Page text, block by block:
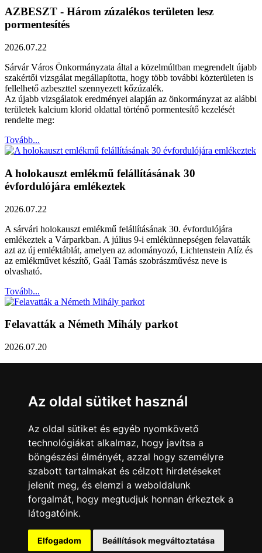
Az oldal sütiket használ
Az oldal sütiket és egyéb nyomkövető
technológiákat alkalmaz, hogy javítsa a
böngészési élményét, azzal hogy személyre
szabott tartalmakat és célzott hirdetéseket
jelenít meg, és elemzi a weboldalunk
forgalmát, hogy megtudjuk honnan érkeztek a
látogatóink.
Elfogadom Beállítások megváltoztatása
AZBESZT - Három zúzalékos területen lesz
pormentesítés
2026.07.22
Sárvár Város Önkormányzata által a közelmúltban megrendelt újabb
szakértői vizsgálat megállapította, hogy több további közterületen is
fellelhető azbeszttel szennyezett kőzúzalék.
Az újabb vizsgálatok eredményei alapján az önkormányzat az alábbi
területek kalcium klorid oldattal történő pormentesítő kezelését
rendelte meg:
Tovább...
A holokauszt emlékmű felállításának 30
évfordulójára emlékeztek
2026.07.22
A sárvári holokauszt emlékmű felállításának 30. évfordulójára
emlékeztek a Várparkban. A július 9-i emlékünnepségen felavatták
azt az új emléktáblát, amelyen az adományozó, Lichtenstein Alíz és
az emlékművet készítő, Gaál Tamás szobrászművész neve is
olvasható.
Tovább...
Felavatták a Németh Mihály parkot
2026.07.20
Közlemény a sárvári képviselő-testület rendkívüli
üléseiről
2026.07.20
A sárvári képviselő-testület július 13-án és 16-án is rendkívüli ülést
tartott. Zárt ülésen tárgyalta a Sárvári Gyógyfürdő Kft. Felügyelő
Bizottsága által elrendelt vizsgálat eredményét, amely többek között
– a sajtóban is nagy visszhangot kapott - megbízási jogviszony
tisztázására irányult.